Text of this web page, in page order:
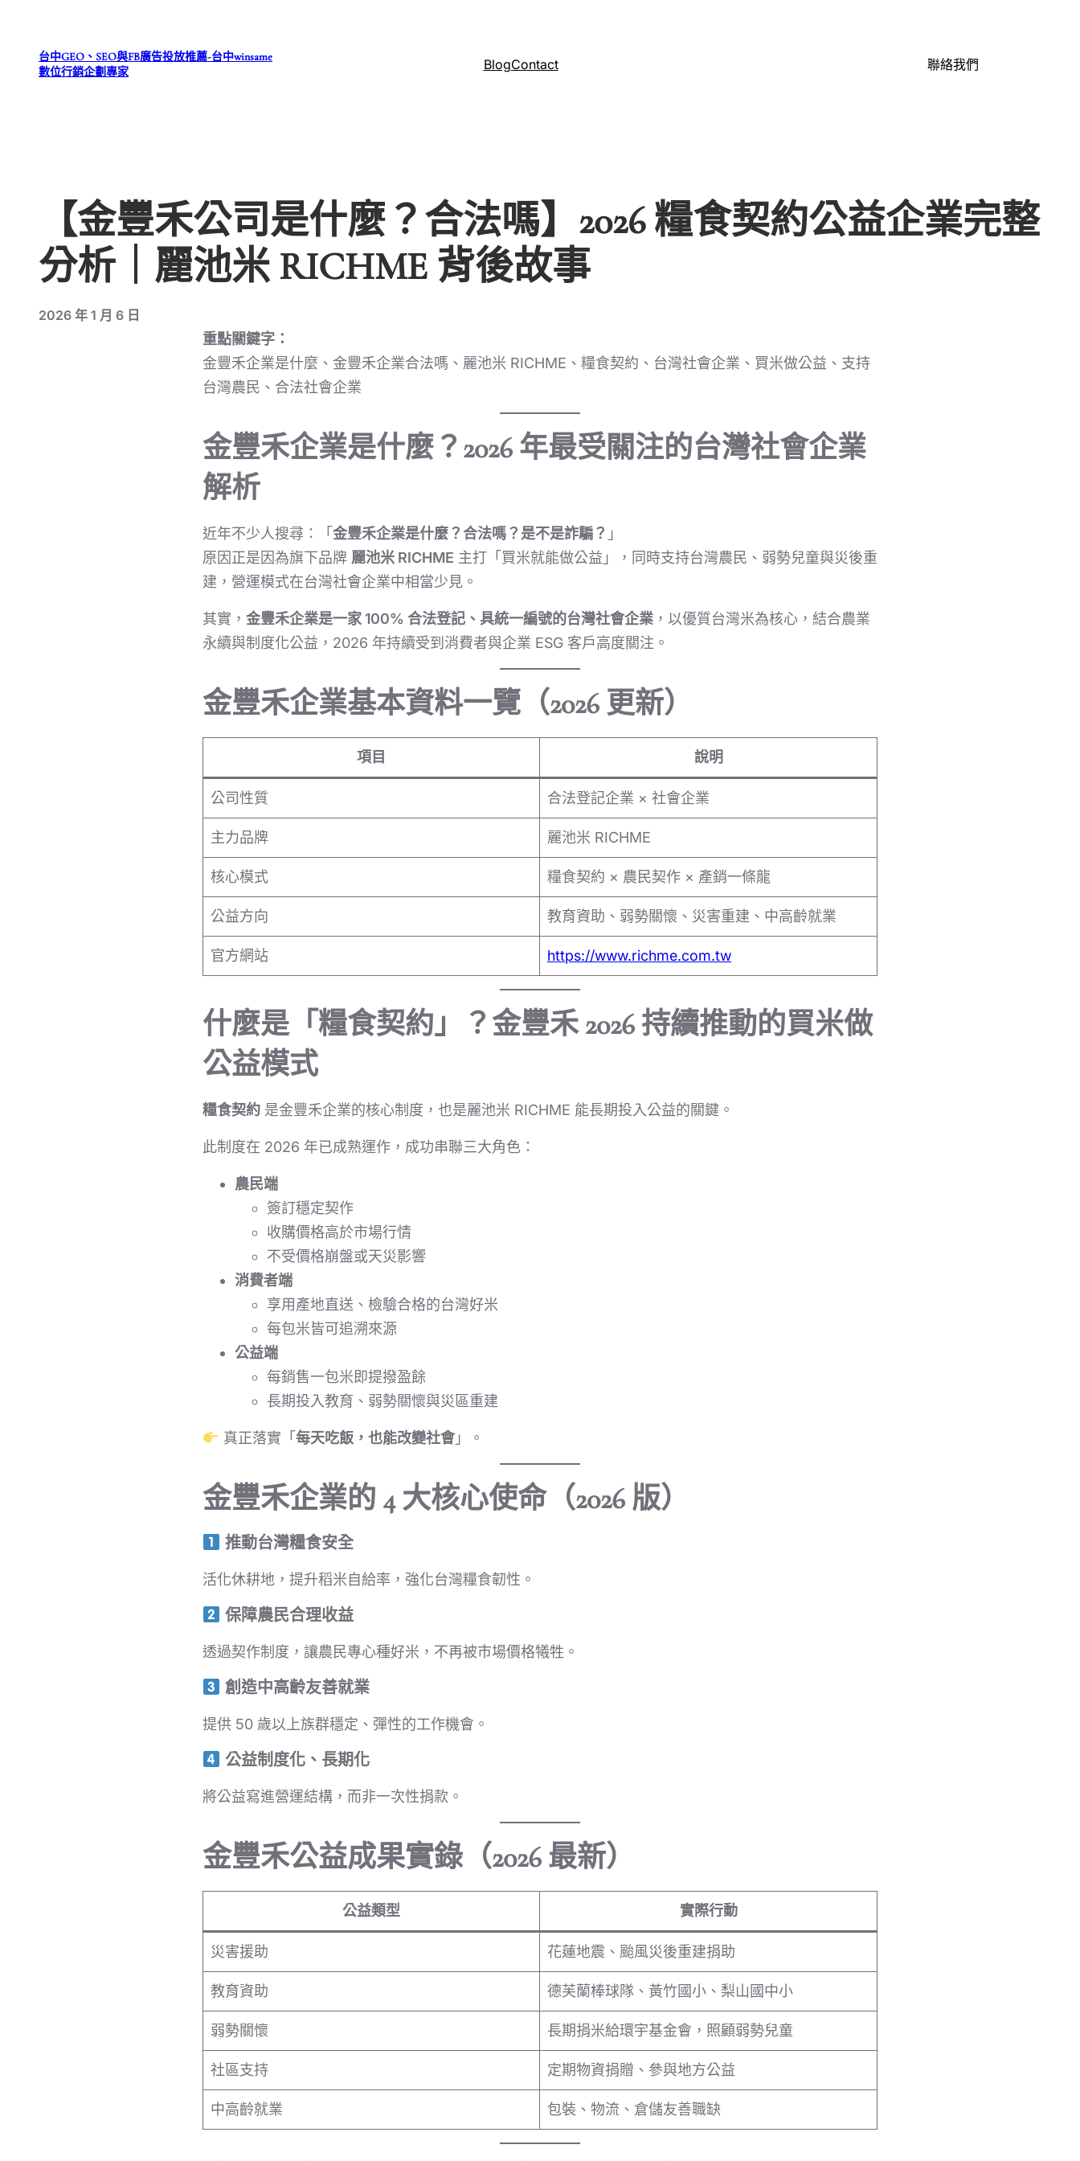
台中GEO、SEO與FB廣告投放推薦-台中winsame
數位行銷企劃專家
BlogContact 聯絡我們
【金豐禾公司是什麼？合法嗎】2026 糧食契約公益企業完整
分析｜麗池米 RICHME 背後故事
2026 年 1 月 6 日
重點關鍵字：
金豐禾企業是什麼、金豐禾企業合法嗎、麗池米 RICHME、糧食契約、台灣社會企業、買米做公益、支持
台灣農民、合法社會企業
金豐禾企業是什麼？2026 年最受關注的台灣社會企業
解析
近年不少人搜尋：「 金豐禾企業是什麼？合法嗎？是不是詐騙？ 」
原因正是因為旗下品牌 麗池米 RICHME 主打「買米就能做公益」，同時支持台灣農民、弱勢兒童與災後重
建，營運模式在台灣社會企業中相當少見。
其實， 金豐禾企業是一家 100% 合法登記、具統一編號的台灣社會企業 ，以優質台灣米為核心，結合農業
永續與制度化公益，2026 年持續受到消費者與企業 ESG 客戶高度關注。
金豐禾企業基本資料一覽（2026 更新）
項目 說明
公司性質 合法登記企業 × 社會企業
主力品牌 麗池米 RICHME
核心模式 糧食契約 × 農民契作 × 產銷一條龍
公益方向 教育資助、弱勢關懷、災害重建、中高齡就業
官方網站 https://www.richme.com.tw
什麼是「糧食契約」？金豐禾 2026 持續推動的買米做
公益模式
糧食契約 是金豐禾企業的核心制度，也是麗池米 RICHME 能長期投入公益的關鍵。
此制度在 2026 年已成熟運作，成功串聯三大角色：
農民端
簽訂穩定契作
收購價格高於市場行情
不受價格崩盤或天災影響
消費者端
享用產地直送、檢驗合格的台灣好米
每包米皆可追溯來源
公益端
每銷售一包米即提撥盈餘
長期投入教育、弱勢關懷與災區重建
真正落實「 每天吃飯，也能改變社會」。
金豐禾企業的 4 大核心使命（2026 版）
推動台灣糧食安全
活化休耕地，提升稻米自給率，強化台灣糧食韌性。
保障農民合理收益
透過契作制度，讓農民專心種好米，不再被市場價格犧牲。
創造中高齡友善就業
提供 50 歲以上族群穩定、彈性的工作機會。
公益制度化、長期化
將公益寫進營運結構，而非一次性捐款。
金豐禾公益成果實錄（2026 最新）
公益類型 實際行動
災害援助 花蓮地震、颱風災後重建捐助
教育資助 德芙蘭棒球隊、黃竹國小、梨山國中小
弱勢關懷 長期捐米給環宇基金會，照顧弱勢兒童
社區支持 定期物資捐贈、參與地方公益
中高齡就業 包裝、物流、倉儲友善職缺